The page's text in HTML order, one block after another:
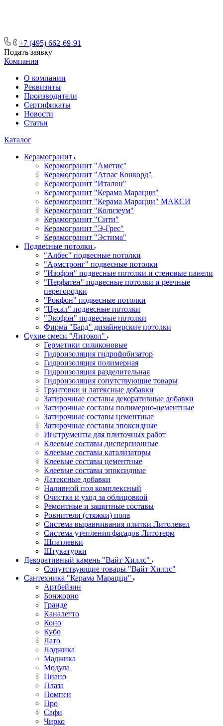
+7 (495) 662-69-91
Подать заявку
Компания
О компании
Реквизиты
Производители
Сертификаты
Новости
Статьи
Каталог
Керамогранит
Керамогранит "Аметис"
Керамогранит "Атлас Конкорд"
Керамогранит "Италон"
Керамогранит "Керама Марацци"
Керамогранит "Керама Марацци" МАКСИ
Керамогранит "Колизеум"
Керамогранит "Сити"
Керамогранит "Э-Грес"
Керамогранит "Эстима"
Подвесные потолки
"Албес" подвесные потолки
"Армстронг" подвесные потолки
"Изофон" подвесные потолки и стеновые панели
"Перфатен" подвесные потолки и реечные
перегородки
"Рокфон" подвесные потолки
"Цесал" подвесные потолки
"Экофон" подвесные потолки
Фирма "Бард" дизайнерские потолки
Сухие смеси "Литокол"
Герметики силиконовые
Гидроизоляция гидрофобизатор
Гидроизоляция полимерная
Гидроизоляция разделительная
Гидроизоляция сопутствующие товары
Грунтовки и латексные добавки
Затирочные составы декоративные добавки
Затирочные составы полимерно-цементные
Затирочные составы цементные
Затирочные составы эпоксидные
Инструменты для плиточных работ
Клеевые составы дисперсионные
Клеевые составы катализаторы
Клеевые составы цементные
Клеевые составы эпоксидные
Латексные добавки
Наливной пол комплексный
Очистка и уход за облицовкой
Ремонтные и защитные составы
Ровнители (стяжки) пола
Система выравнивания плитки Литолевел
Система утепления фасадов Литотерм
Шпатлевки
Штукатурки
Декоративный камень "Вайт Хиллс"
Сопутствующие товары "Вайт Хиллс"
Сантехника "Керама Марацци"
Артбейзин
Бонжорно
Гранде
Каналетто
Коно
Кубо
Лато
Лоджика
Маджика
Модула
Пиано
Плаза
Помпеи
Про
Сафи
Чирко